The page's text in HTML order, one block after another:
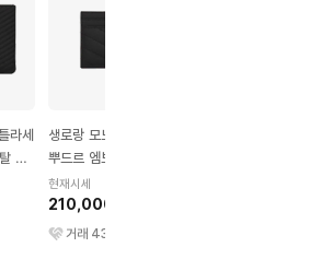
라세
클
생로랑 모노그램 그랑 드
뿌드르 엠보스드 카프스킨
카드홀더 블랙
현재시세
210,000원
거래 43